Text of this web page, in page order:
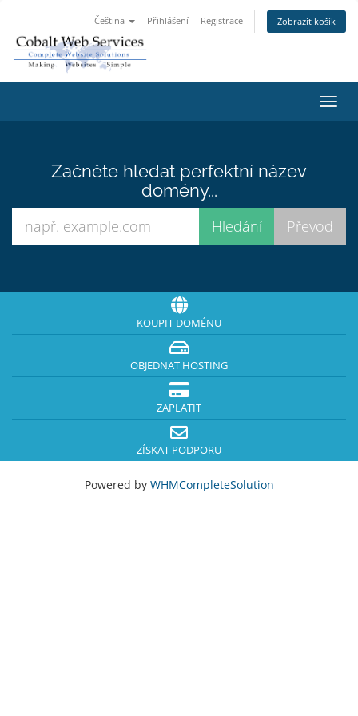
Čeština Přihlášení Registrace Zobrazit košík
Začněte hledat perfektní název
domény...
KOUPIT DOMÉNU
OBJEDNAT HOSTING
ZAPLATIT
ZÍSKAT PODPORU
Powered by WHMCompleteSolution